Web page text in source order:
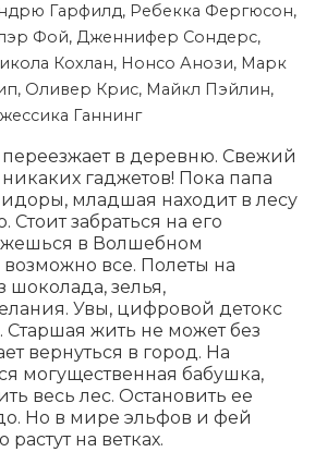
Гарфилд, Ребекка Фергюсон,
Фой, Дженнифер Сондерс,
Кохлан, Нонсо Анози, Марк
Оливер Крис, Майкл Пэйлин,
Ганнинг
в деревню. Свежий
гаджетов! Пока папа
младшая находит в лесу
забраться на его
в Волшебном
возможно все. Полеты на
шоколада, зелья,
Увы, цифровой детокс
Старшая жить не может без
вернуться в город. На
могущественная бабушка,
весь лес. Остановить ее
Но в мире эльфов и фей
на ветках.